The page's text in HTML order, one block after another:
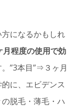
になるかもしれ
月程度の使用で効
”3本目”⇒３ヶ月
に、エビデンス
脱毛・薄毛・ハ